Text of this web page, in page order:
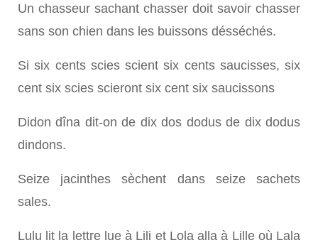
Un chasseur sachant chasser doit savoir chasser
sans son chien dans les buissons désséchés.
Si six cents scies scient six cents saucisses, six
cent six scies scieront six cent six saucissons
Didon dîna dit-on de dix dos dodus de dix dodus
dindons.
Seize jacinthes sèchent dans seize sachets
sales.
Lulu lit la lettre lue à Lili et Lola alla à Lille où Lala